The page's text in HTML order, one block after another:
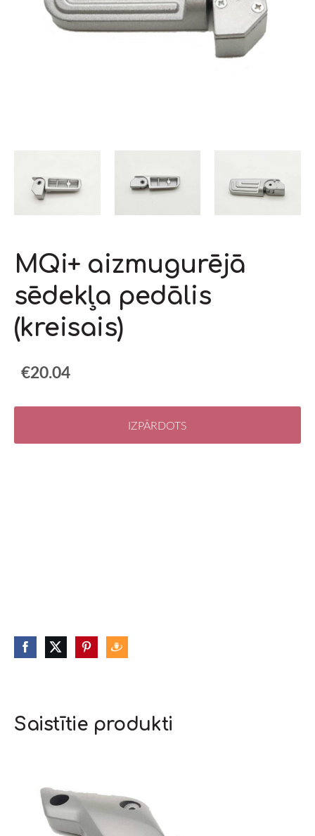
MQi+ aizmugurējā
sēdekļa pedālis
(kreisais)
€20.04
IZPĀRDOTS
Saistītie produkti